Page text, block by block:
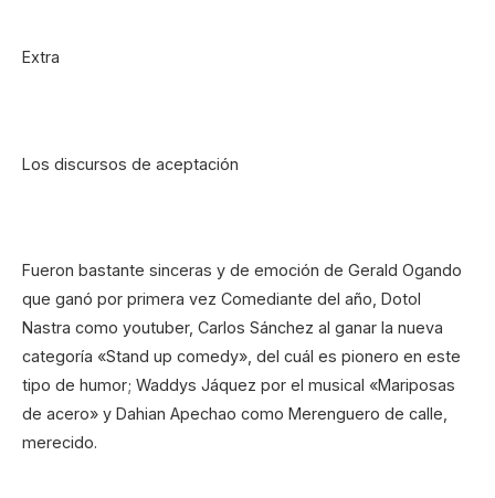
Extra
Los discursos de aceptación
Fueron bastante sinceras y de emoción de Gerald Ogando
que ganó por primera vez Comediante del año, Dotol
Nastra como youtuber, Carlos Sánchez al ganar la nueva
categoría «Stand up comedy», del cuál es pionero en este
tipo de humor; Waddys Jáquez por el musical «Mariposas
de acero» y Dahian Apechao como Merenguero de calle,
merecido.